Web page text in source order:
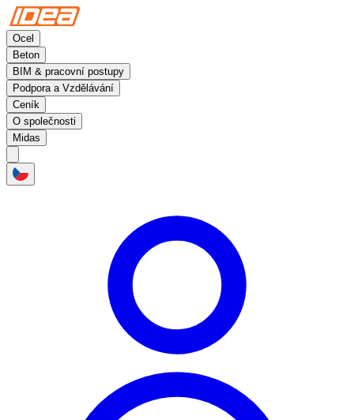
Ocel
Beton
BIM & pracovní postupy
Podpora a Vzdělávání
Ceník
O společnosti
Midas